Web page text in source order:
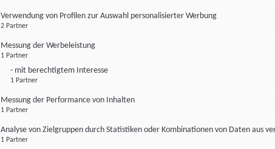
Verwendung von Profilen zur Auswahl personalisierter Werbung
2 Partner
Messung der Werbeleistung
1 Partner
- mit berechtigtem Interesse
1 Partner
Messung der Performance von Inhalten
1 Partner
Analyse von Zielgruppen durch Statistiken oder Kombinationen von Daten aus
1 Partner